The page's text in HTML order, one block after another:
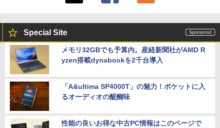
Special Site
メモリ32GBでも予算内。産経新聞社がAMD R
yzen搭載dynabookを2千台導入
「A&ultima SP4000T」の魅力！ポケットに入
るオーディオの醍醐味
性能の良いお得な中古PC情報はこのページで